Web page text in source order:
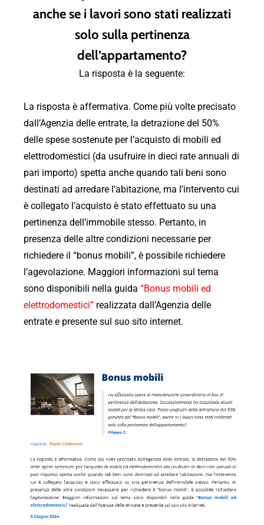
anche se i lavori sono stati realizzati
solo sulla pertinenza
dell’appartamento?
La risposta è la seguente:
La risposta è affermativa. Come più volte precisato
dall’Agenzia delle entrate, la detrazione del 50%
delle spese sostenute per l’acquisto di mobili ed
elettrodomestici (da usufruire in dieci rate annuali di
pari importo) spetta anche quando tali beni sono
destinati ad arredare l’abitazione, ma l’intervento cui
è collegato l’acquisto è stato effettuato su una
pertinenza dell’immobile stesso. Pertanto, in
presenza delle altre condizioni necessarie per
richiedere il “bonus mobili”, è possibile richiedere
l’agevolazione. Maggiori informazioni sul tema
sono disponibili nella guida “Bonus mobili ed
elettrodomestici” realizzata dall’Agenzia delle
entrate e presente sul suo sito internet.